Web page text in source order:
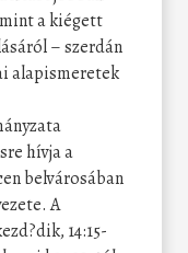
a kiégett
– szerdán
alapismeretek
hívja a
belvárosában
A
14:15-